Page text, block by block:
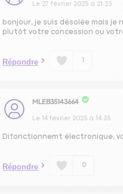
Le 27 février 2025 à 21:23
bonjour, je suis désolée mais
plutôt votre concession ou
Répondre
MLEB35143664
Le 14 février 2025 à 14:35
Difonctionnemt électronique,
Répondre 0